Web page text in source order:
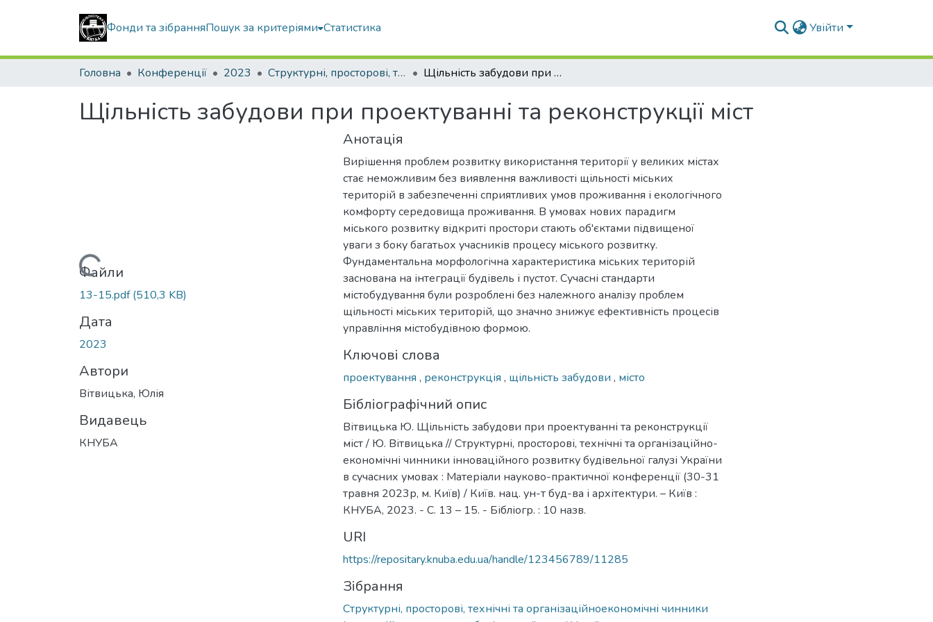
Фонди та зібранняПошук за критеріями Статистика Увійти
Головна Конференції 2023 Структурні, просторові, технічні та організаційноекономічні чинники інноваційного розвитку будівельної галузі України в сучасних умовах Щільність забудови при проектуванні та реконструкції міст
Щільність забудови при проектуванні та реконструкції міст
Вантажиться...
Файли
13-15.pdf(510,3 KB)
Дата
2023
Автори
Вітвицька, Юлія
Видавець
КНУБА
Анотація
Вирішення проблем розвитку використання території у великих містах
стає неможливим без виявлення важливості щільності міських
територій в забезпеченні сприятливих умов проживання і екологічного
комфорту середовища проживання. В умовах нових парадигм
міського розвитку відкриті простори стають об'єктами підвищеної
уваги з боку багатьох учасників процесу міського розвитку.
Фундаментальна морфологічна характеристика міських територій
заснована на інтеграції будівель і пустот. Сучасні стандарти
містобудування були розроблені без належного аналізу проблем
щільності міських територій, що значно знижує ефективність процесів
управління містобудівною формою.
Ключові слова
проектування , реконструкція , щільність забудови , місто
Бібліографічний опис
Вітвицька Ю. Щільність забудови при проектуванні та реконструкції
міст / Ю. Вітвицька // Структурні, просторові, технічні та організаційно-
економічні чинники інноваційного розвитку будівельної галузі України
в сучасних умовах : Матеріали науково-практичної конференції (30-31
травня 2023р, м. Київ) / Київ. нац. ун-т буд-ва і архітектури. – Київ :
КНУБА, 2023. - С. 13 – 15. - Бібліогр. : 10 назв.
URI
https://repositary.knuba.edu.ua/handle/123456789/11285
Зібрання
Структурні, просторові, технічні та організаційноекономічні чинники